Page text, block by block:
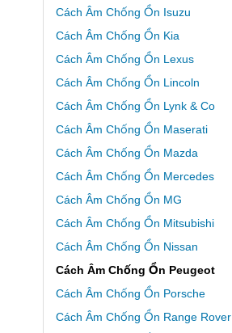
Cách Âm Chống Ồn Isuzu
Cách Âm Chống Ồn Kia
Cách Âm Chống Ồn Lexus
Cách Âm Chống Ồn Lincoln
Cách Âm Chống Ồn Lynk & Co
Cách Âm Chống Ồn Maserati
Cách Âm Chống Ồn Mazda
Cách Âm Chống Ồn Mercedes
Cách Âm Chống Ồn MG
Cách Âm Chống Ồn Mitsubishi
Cách Âm Chống Ồn Nissan
Cách Âm Chống Ồn Peugeot
Cách Âm Chống Ồn Porsche
Cách Âm Chống Ồn Range Rover